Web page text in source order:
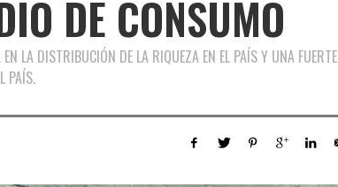
DE CONSUMO
LA DISTRIBUCIÓN DE LA RIQUEZA EN EL PAÍS Y UNA FUERTE
PAÍS.